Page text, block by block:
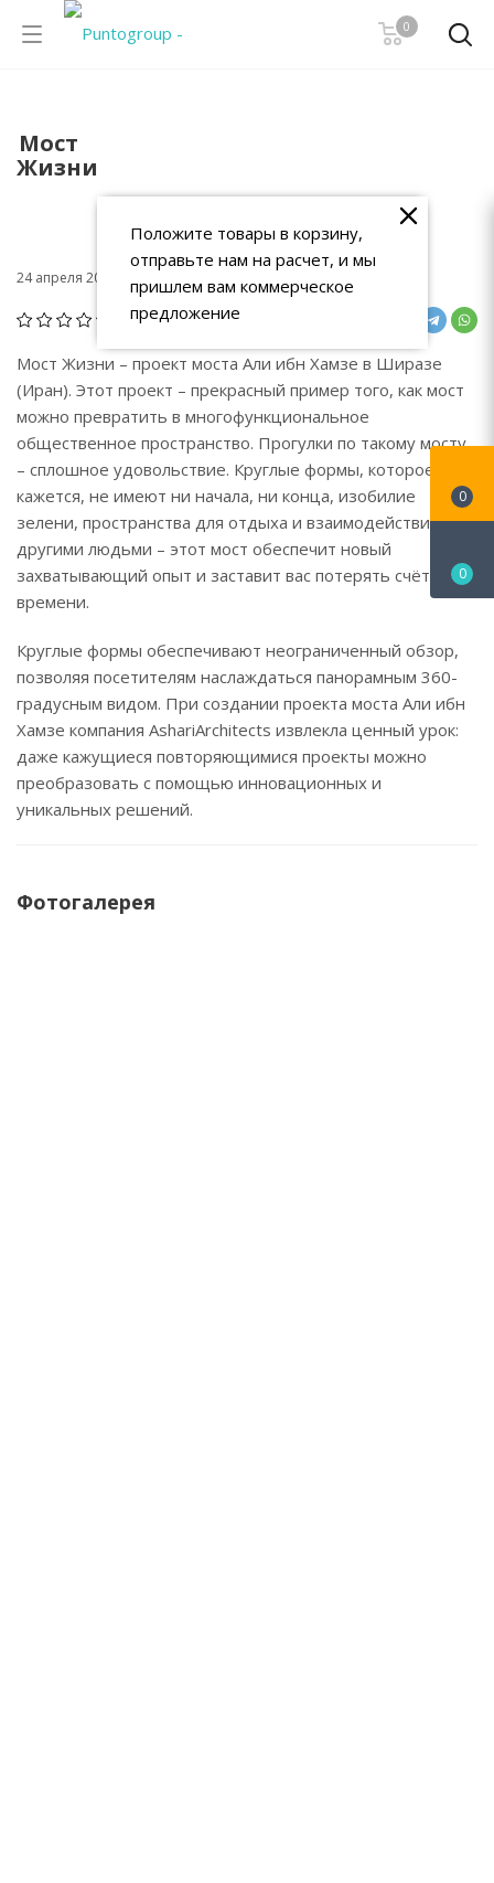
0
Мост
Жизни
24 апреля 2023 10:21 // Интересные статьи
(0)
Мост Жизни – проект моста Али ибн Хамзе в Ширазе
(Иран). Этот проект – прекрасный пример того, как мост
можно превратить в многофункциональное
общественное пространство. Прогулки по такому мосту
– сплошное удовольствие. Круглые формы, которое,
кажется, не имеют ни начала, ни конца, изобилие
зелени, пространства для отдыха и взаимодействия с
другими людьми – этот мост обеспечит новый
захватывающий опыт и заставит вас потерять счёт
времени.
Круглые формы обеспечивают неограниченный обзор,
позволяя посетителям наслаждаться панорамным 360-
градусным видом. При создании проекта моста Али ибн
Хамзе компания AshariArchitects извлекла ценный урок:
даже кажущиеся повторяющимися проекты можно
преобразовать с помощью инновационных и
уникальных решений.
Фотогалерея
0
0
Положите товары в корзину,
отправьте нам на расчет, и мы
пришлем вам коммерческое
предложение